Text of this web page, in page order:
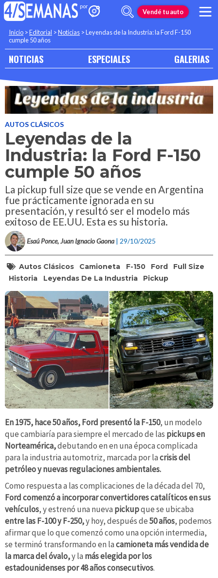
Vendé tu auto
Inicio >Editorial >Noticias >Leyendas de la Industria: la Ford F-150
cumple 50 años
NOTICIAS ESPECIALES GALERIAS
AUTOS CLÁSICOS
Leyendas de la
Industria: la Ford F-150
cumple 50 años
La pickup full size que se vende en Argentina
fue prácticamente ignorada en su
presentación, y resultó ser el modelo más
exitoso de EE.UU. Esta es su historia.
Esaú Ponce, Juan Ignacio Gaona | 29/10/2025
Autos Clásicos Camioneta F-150 Ford
Full Size
Historia
Leyendas De La Industria Pickup
En 1975, hace 50 años, Ford presentó la F-150, un modelo
que cambiaría para siempre el mercado de las pickups en
Norteamérica,debutando en en una época complicada
para la industria automotriz, marcada por lacrisis del
petróleo y nuevas regulaciones ambientales.
Como respuesta a las complicaciones de la década del 70,
Ford comenzó a incorporar convertidores catalíticos en sus
vehículos, y estrenó una nueva pickupque se ubicaba
entre las F-100 y F-250,y hoy, después de50 años, podemos
afirmar que lo que comenzó como una opción intermedia,
se terminó transformando en lacamioneta más vendida de
la marca del óvalo,y la más elegida por los
estadounidenses por 48 años consecutivos.